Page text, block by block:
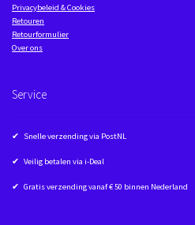
Privacybeleid & Cookies
Retouren
Retourformulier
Over ons
Service
✔ Snelle verzending via PostNL
✔ Veilig betalen via i-Deal
✔ Gratis verzending vanaf € 50 binnen Nederland